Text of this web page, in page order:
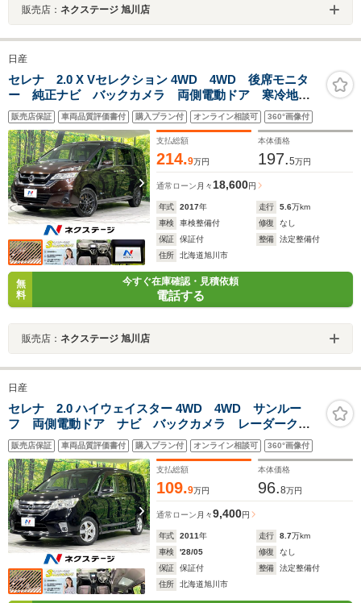
販売店： ネクステージ 旭川店
日産
セレナ 2.0 X Vセレクション 4WD 4WD 後席モニタ
ー 純正ナビ バックカメラ 両側電動ドア 寒冷地仕
様 衝突軽減 禁煙車 ドラレコ ETC レーダークル
ーズ スマートキー 純正16インチアルミ オートライ
ト オートエアコン
販売店保証 車両品質評価書付 購入プラン付 オンライン相談可 360°画像付
支払総額
214.9万円
本体価格
197.5万円
通常ローン 月々 18,600円
年式 2017年 走行 5.6万km
車検
車検整備付 修復
なし
保証
保証付 整備
法定整備付
住所
北海道旭川市
無
料
今すぐ在庫確認・見積依頼
電話する
販売店： ネクステージ 旭川店
日産
セレナ 2.0 ハイウェイスター 4WD 4WD サンルー
フ 両側電動ドア ナビ バックカメラ レーダークル
ーズ ETC HIDヘッド スマートキー オートエアコ
ン オートライト アイドリングストップ 横滑り防止
装置 シートバックテーブル
販売店保証 車両品質評価書付 購入プラン付 オンライン相談可 360°画像付
支払総額
109.9万円
本体価格
96.8万円
通常ローン 月々9,400円
年式 2011年 走行 8.7万km
車検
'28/05 修復
なし
保証
保証付 整備
法定整備付
住所
北海道旭川市